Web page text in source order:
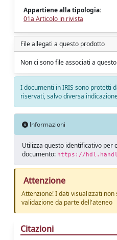
Appartiene alla tipologia:
01a Articolo in rivista
File allegati a questo prodotto
Non ci sono file associati a
I documenti in IRIS sono protetti
riservati, salvo diversa
Informazioni
Utilizza questo identificativo per
documento: https://
Attenzione
Attenzione! I dati visualizzati
validazione da parte dell'ateneo
Citazioni